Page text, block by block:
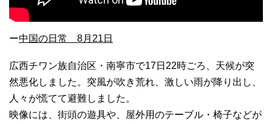
ー中国の日常 8月21日
広西チワン族自治区・南寧市で17日22時ごろ、天候が突
然悪化しました。突風が吹き荒れ、激しい雨が降り出し、
人々が慌てて避難しました。
映像には、街頭の遊具や、屋外用のテーブル・椅子などが